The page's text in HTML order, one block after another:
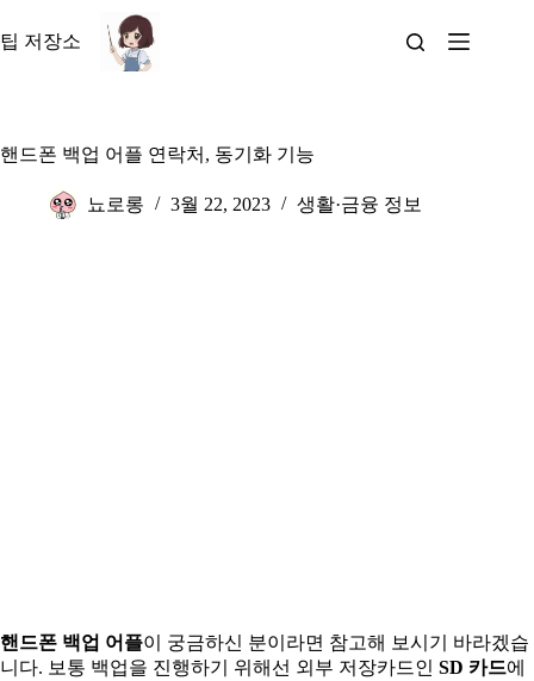
문
뛰
팁 저장소
핸드폰 백업 어플 연락처, 동기화 기능
뇨로롱 3월 22, 2023 생활·금융 정보
핸드폰 백업 어플이 궁금하신 분이라면 참고해 보시기 바라겠습
니다. 보통 백업을 진행하기 위해선 외부 저장카드인 SD 카드에